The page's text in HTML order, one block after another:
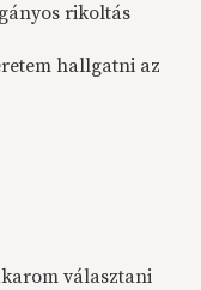
rikoltás
hallgatni az
választani